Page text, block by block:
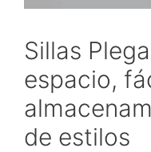
Sillas
espacio,
de estilos